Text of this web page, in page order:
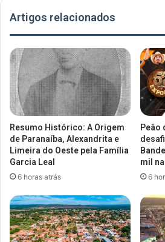
Artigos relacionados
Resumo Histórico: A Origem
de Paranaíba, Alexandrita e
Limeira do Oeste pela Família
Garcia Leal
6 horas atrás
Peão
mil na
6